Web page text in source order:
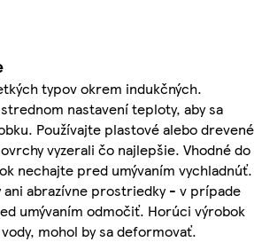
typov okrem indukčných.
nastavení teploty, aby sa
Používajte plastové alebo drevené
vyzerali čo najlepšie. Vhodné do
nechajte pred umývaním vychladnúť.
abrazívne prostriedky - v prípade
umývaním odmočiť. Horúci výrobok
mohol by sa deformovať.